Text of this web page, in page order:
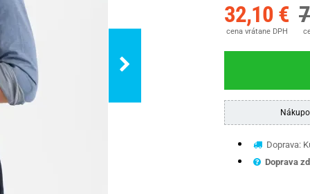
32,10 €
cena vrátane DPH
Doprava:
Doprava